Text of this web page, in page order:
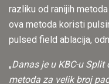
razliku od ranijih
ova metoda koristi
pulsed field ablacija,
„Danas je u KBC-u
metoda za velik broj